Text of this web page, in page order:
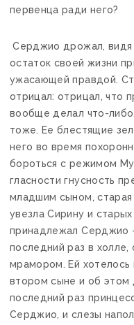
первенца ради него?
Серджио дрожал, видя
остаток своей жизни
ужасающей правдой.
отрицал: отрицал, что
вообще делал что-
тоже. Ее блестящие
него во время
бороться с режимом
гласности гнусность
младшим сыном,
увезла Сирину и
принадлежал Серджио
последний раз в
мрамором. Ей хотелось
втором сыне и об этом
последний раз
Серджио, и слезы